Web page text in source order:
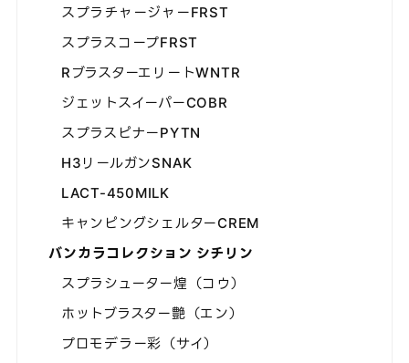
スプラチャージャーFRST
スプラスコープFRST
RブラスターエリートWNTR
ジェットスイーパーCOBR
スプラスピナーPYTN
H3リールガンSNAK
LACT-450MILK
キャンピングシェルターCREM
バンカラコレクション シチリン
スプラシューター煌（コウ）
ホットブラスター艶（エン）
プロモデラー彩（サイ）